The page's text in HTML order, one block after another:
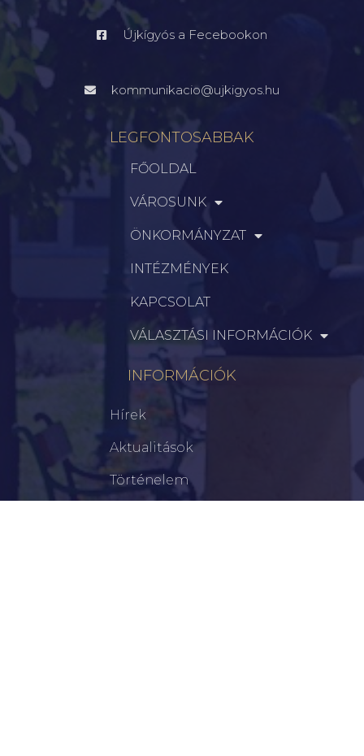
Újkígyós a Fecebookon
kommunikacio@ujkigyos.hu
LEGFONTOSABBAK
FŐOLDAL
VÁROSUNK
ÖNKORMÁNYZAT
INTÉZMÉNYEK
KAPCSOLAT
VÁLASZTÁSI INFORMÁCIÓK
INFORMÁCIÓK
Hírek
Aktualitások
Történelem